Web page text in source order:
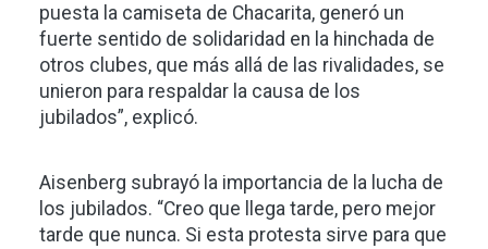
puesta la camiseta de Chacarita, generó un
fuerte sentido de solidaridad en la hinchada de
otros clubes, que más allá de las rivalidades, se
unieron para respaldar la causa de los
jubilados”, explicó.
Aisenberg subrayó la importancia de la lucha de
los jubilados. “Creo que llega tarde, pero mejor
tarde que nunca. Si esta protesta sirve para que